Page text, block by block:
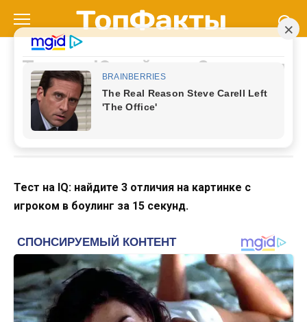
контенту
Тест на IQ: найдите 3 отличия
на картинке с игроком в
боулинг за 15 секунд
Тест на IQ: найдите 3 отличия на картинке с
игроком в боулинг за 15 секунд.